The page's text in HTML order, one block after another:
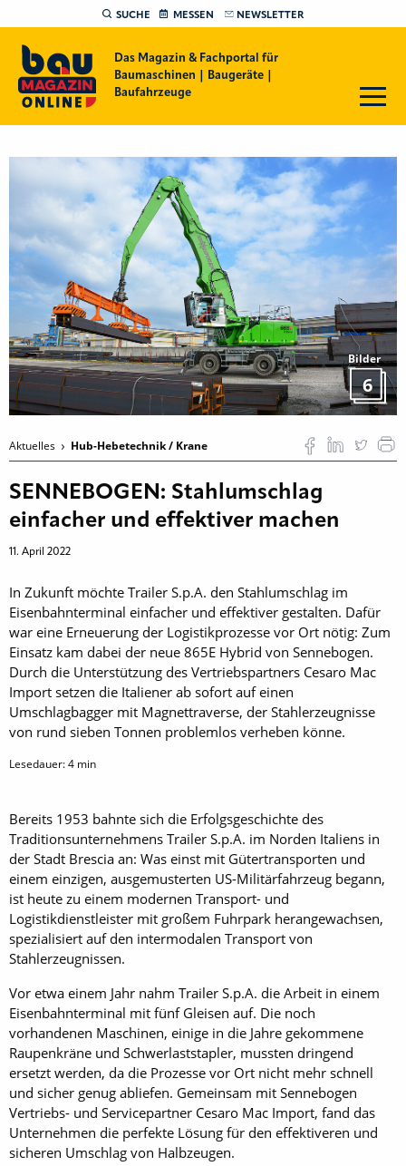
SUCHE MESSEN NEWSLETTER
Das Magazin & Fachportal für
Baumaschinen | Baugeräte |
Baufahrzeuge
Bilder
6
Aktuelles Hub-Hebetechnik / Krane
SENNEBOGEN: Stahlumschlag
einfacher und effektiver machen
11. April 2022
In Zukunft möchte Trailer S.p.A. den Stahlumschlag im
Eisenbahnterminal einfacher und effektiver gestalten. Dafür
war eine Erneuerung der Logistikprozesse vor Ort nötig: Zum
Einsatz kam dabei der neue 865E Hybrid von Sennebogen.
Durch die Unterstützung des Vertriebspartners Cesaro Mac
Import setzen die Italiener ab sofort auf einen
Umschlagbagger mit Magnettraverse, der Stahlerzeugnisse
von rund sieben Tonnen problemlos verheben könne.
Lesedauer:4 min
Bereits 1953 bahnte sich die Erfolgsgeschichte des
Traditionsunternehmens Trailer S.p.A. im Norden Italiens in
der Stadt Brescia an: Was einst mit Gütertransporten und
einem einzigen, ausgemusterten US-Militärfahrzeug begann,
ist heute zu einem modernen Transport- und
Logistikdienstleister mit großem Fuhrpark herangewachsen,
spezialisiert auf den intermodalen Transport von
Stahlerzeugnissen.
Vor etwa einem Jahr nahm Trailer S.p.A. die Arbeit in einem
Eisenbahnterminal mit fünf Gleisen auf. Die noch
vorhandenen Maschinen, einige in die Jahre gekommene
Raupenkräne und Schwerlaststapler, mussten dringend
ersetzt werden, da die Prozesse vor Ort nicht mehr schnell
und sicher genug abliefen. Gemeinsam mit Sennebogen
Vertriebs- und Servicepartner Cesaro Mac Import, fand das
Unternehmen die perfekte Lösung für den effektiveren und
sicheren Umschlag von Halbzeugen.